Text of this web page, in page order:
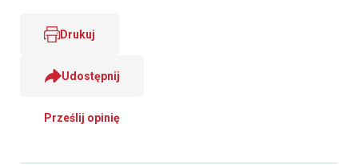
Drukuj
Udostępnij
Prześlij opinię